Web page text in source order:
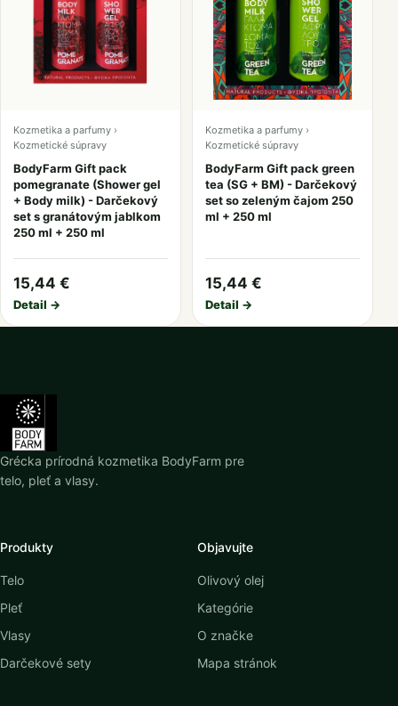
Kozmetika a parfumy ›
Kozmetické súpravy
BodyFarm Gift pack
pomegranate (Shower gel
+ Body milk) - Darčekový
set s granátovým jablkom
250 ml + 250 ml
15,44 €
Detail →
Kozmetika a parfumy ›
Kozmetické súpravy
BodyFarm Gift pack green
tea (SG + BM) - Darčekový
set so zeleným čajom 250
ml + 250 ml
15,44 €
Detail →
Grécka prírodná kozmetika BodyFarm pre
telo, pleť a vlasy.
Produkty
Telo
Pleť
Vlasy
Darčekové sety
Objavujte
Olivový olej
Kategórie
O značke
Mapa stránok